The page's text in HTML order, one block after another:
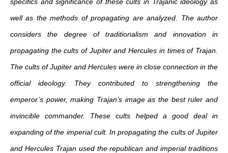
well as the methods of propagating are analyzed. The author
considers the degree of traditionalism and
innovation in
propagating the cults of Jupiter and Hercules in times of Trajan.
The cults of Jupiter and Hercules were in close connection in the
official ideology. They contributed to strengthening the
emperor’s power, making Trajan’s image as the best ruler and
invincible commander. These cults helped a good deal in
expanding of the imperial cult. In propagating the cults of Jupiter
and Hercules Trajan used the republican and imperial traditions